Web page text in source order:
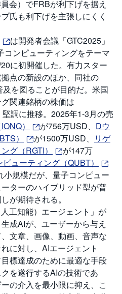
会）でFRBが利下げを据え
氏も利下げを主張しにくく
は開発者会議「GTC2025」
コンピューティングをテーマ
に初開催した。有力スター
点の新設のほか、同社の
を図ることが目的だ。米国
関連銘柄の株価は
堅調に推移。2025年1-3月の売
） が756万USD、 Dウ
）
が1500万USD、
リゲ
グ（RGTI）
が147万
ューティング（QUBT）
規模だが、量子コンピュー
ターのハイブリッド型が普
が期待される。
工知能）エージェント」が
成AIが、ユーザーから与え
文章、画像、動画、音声な
に対し、AIエージェント
標達成のために最適な手段
を遂行するAIの技術であ
の介入を最小限に抑え、こ